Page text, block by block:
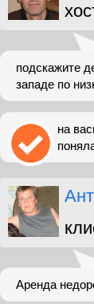
подскажите
западе по
на
Аренда